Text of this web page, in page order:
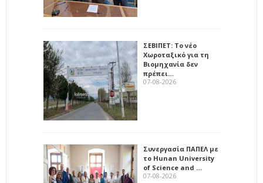
ΣΕΒΙΠΕΤ: Το νέο
Χωροταξικό για τη
Βιομηχανία δεν
πρέπει…
07-08-2026
Συνεργασία ΠΑΠΕΛ με
το Hunan University
of Science and …
07-08-2026